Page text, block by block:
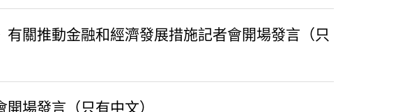
關推動金融和經濟發展措施記者會開場發言（只
場發言（只有中文）